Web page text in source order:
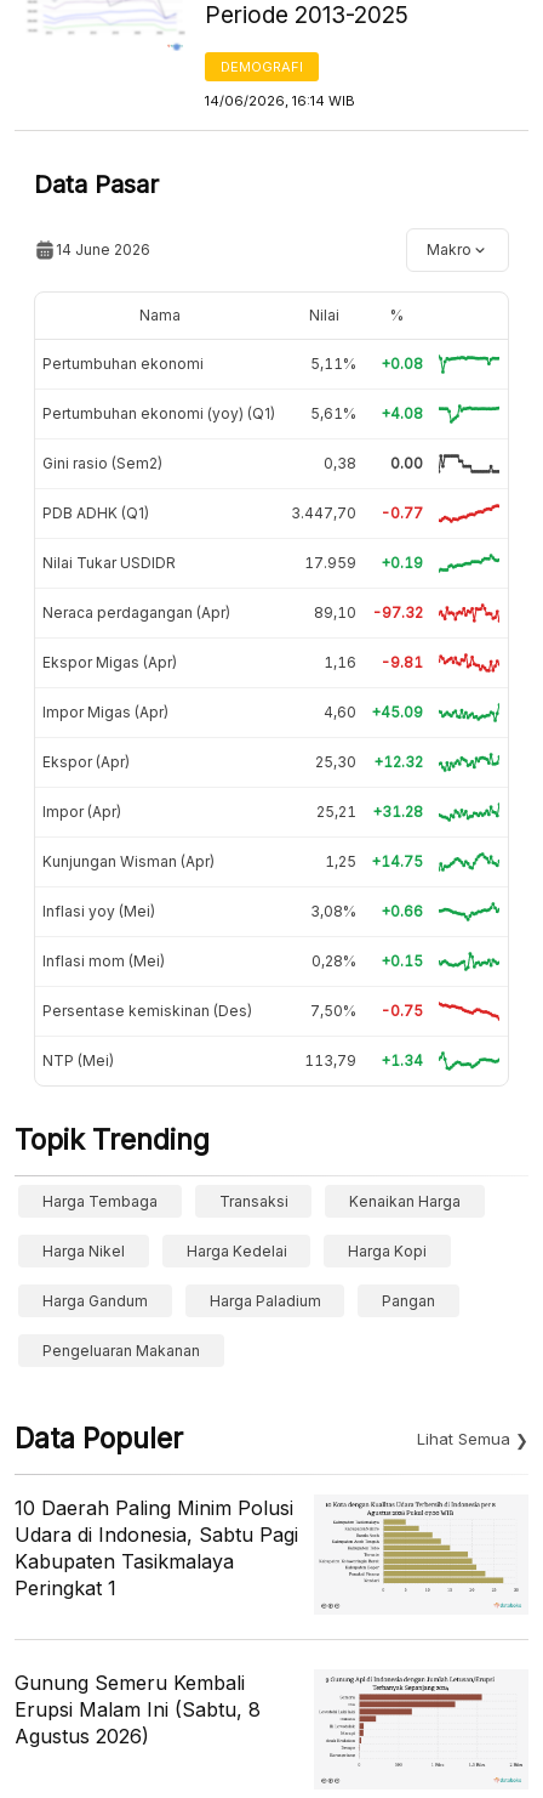
Periode 2013-2025
DEMOGRAFI
14/06/2026, 16:14 WIB
Data Pasar
14 June 2026 Makro
Nama Nilai %
Pertumbuhan ekonomi 5,11% +0.08
Pertumbuhan ekonomi (yoy) (Q1) 5,61% +4.08
Gini rasio (Sem2) 0,38 0.00
PDB ADHK (Q1) 3.447,70 -0.77
Nilai Tukar USDIDR 17.959 +0.19
Neraca perdagangan (Apr) 89,10 -97.32
Ekspor Migas (Apr) 1,16 -9.81
Impor Migas (Apr) 4,60 +45.09
Ekspor (Apr) 25,30 +12.32
Impor (Apr) 25,21 +31.28
Kunjungan Wisman (Apr) 1,25 +14.75
Inflasi yoy (Mei) 3,08% +0.66
Inflasi mom (Mei) 0,28% +0.15
Persentase kemiskinan (Des) 7,50% -0.75
NTP (Mei) 113,79 +1.34
Topik Trending
Harga Tembaga Transaksi Kenaikan Harga
Harga Nikel Harga Kedelai Harga Kopi
Harga Gandum Harga Paladium Pangan
Pengeluaran Makanan
Data Populer Lihat Semua
10 Daerah Paling Minim Polusi
Udara di Indonesia, Sabtu Pagi
Kabupaten Tasikmalaya
Peringkat 1
Gunung Semeru Kembali
Erupsi Malam Ini (Sabtu, 8
Agustus 2026)